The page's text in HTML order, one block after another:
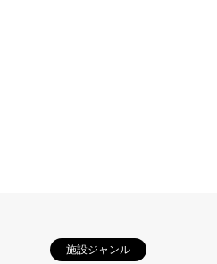
施設ジャンル